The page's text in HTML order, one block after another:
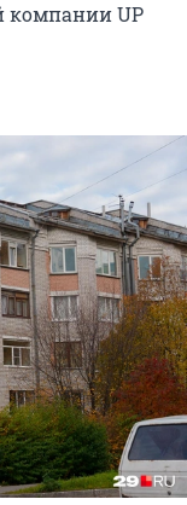
компании UP